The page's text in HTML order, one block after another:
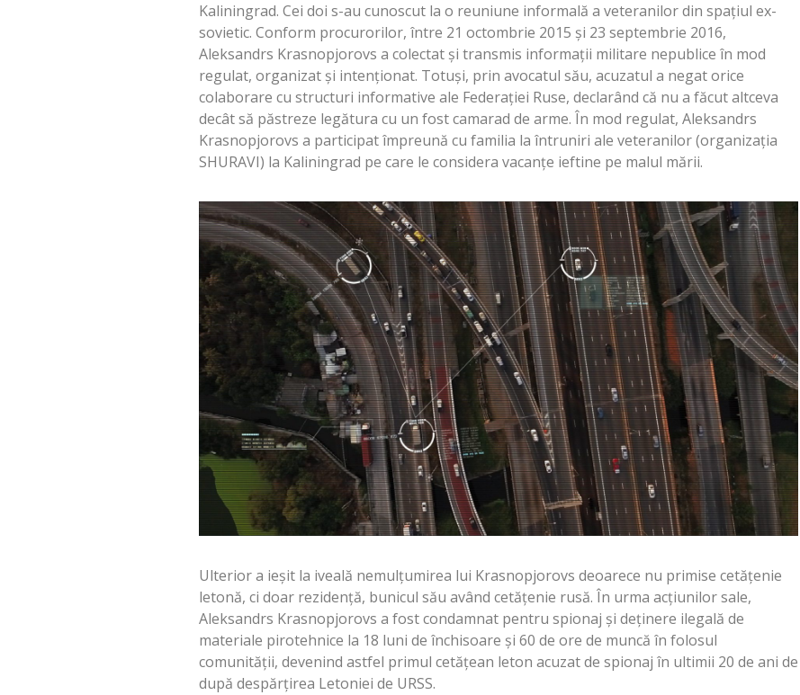
Kaliningrad. Cei doi s-au cunoscut la o reuniune informală a veteranilor din spaţiul ex-
sovietic. Conform procurorilor, între 21 octombrie 2015 şi 23 septembrie 2016,
Aleksandrs Krasnopjorovs a colectat şi transmis informaţii militare nepublice în mod
regulat, organizat şi intenţionat. Totuşi, prin avocatul său, acuzatul a negat orice
colaborare cu structuri informative ale Federaţiei Ruse, declarând că nu a făcut altceva
decât să păstreze legătura cu un fost camarad de arme. În mod regulat, Aleksandrs
Krasnopjorovs a participat împreună cu familia la întruniri ale veteranilor (organizaţia
SHURAVI) la Kaliningrad pe care le considera vacanţe ieftine pe malul mării.
Ulterior a ieșit la iveală nemulţumirea lui Krasnopjorovs deoarece nu primise cetăţenie
letonă, ci doar rezidenţă, bunicul său având cetăţenie rusă. În urma acțiunilor sale,
Aleksandrs Krasnopjorovs a fost condamnat pentru spionaj şi deţinere ilegală de
materiale pirotehnice la 18 luni de închisoare şi 60 de ore de muncă în folosul
comunităţii, devenind astfel primul cetăţean leton acuzat de spionaj în ultimii 20 de ani de
după despărţirea Letoniei de URSS.